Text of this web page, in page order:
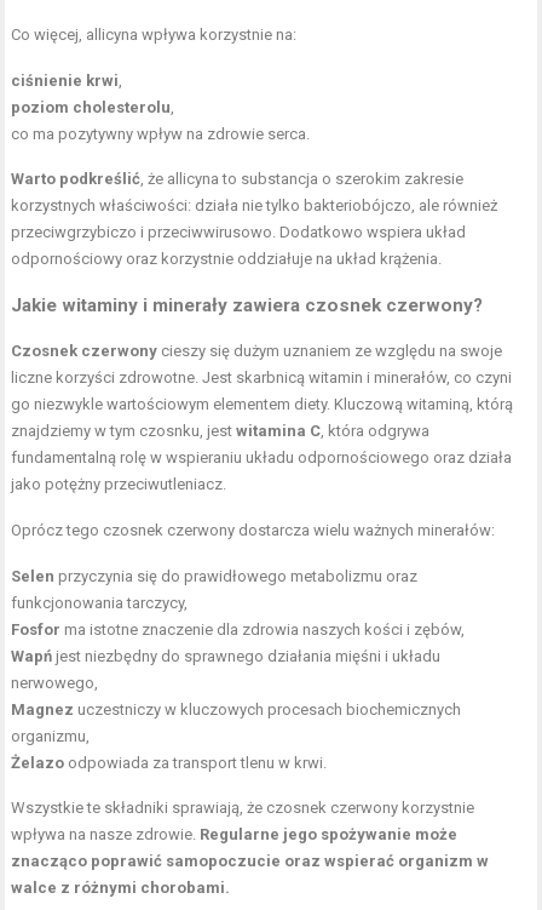
Co więcej, allicyna wpływa korzystnie na:
ciśnienie krwi,
poziom cholesterolu,
co ma pozytywny wpływ na zdrowie serca.
Warto podkreślić, że allicyna to substancja o szerokim zakresie
korzystnych właściwości: działa nie tylko bakteriobójczo, ale również
przeciwgrzybiczo i przeciwwirusowo. Dodatkowo wspiera układ
odpornościowy oraz korzystnie oddziałuje na układ krążenia.
Jakie witaminy i minerały zawiera czosnek czerwony?
Czosnek czerwony cieszy się dużym uznaniem ze względu na swoje
liczne korzyści zdrowotne. Jest skarbnicą witamin i minerałów, co czyni
go niezwykle wartościowym elementem diety. Kluczową witaminą, którą
znajdziemy w tym czosnku, jestwitamina C, która odgrywa
fundamentalną rolę w wspieraniu układu odpornościowego oraz działa
jako potężny przeciwutleniacz.
Oprócz tego czosnek czerwony dostarcza wielu ważnych minerałów:
Selen przyczynia się do prawidłowego metabolizmu oraz
funkcjonowaniatarczycy,
Fosfor ma istotne znaczenie dla zdrowia naszych kości i zębów,
Wapń jest niezbędny do sprawnego działania mięśni i układu
nerwowego,
Magnez uczestniczy w kluczowych procesach biochemicznych
organizmu,
Żelazo odpowiada za transport tlenu w krwi.
Wszystkie te składniki sprawiają, że czosnek czerwony korzystnie
wpływa na nasze zdrowie. Regularne jego spożywanie może
znacząco poprawić samopoczucie oraz wspierać organizm w
walce z różnymi chorobami.